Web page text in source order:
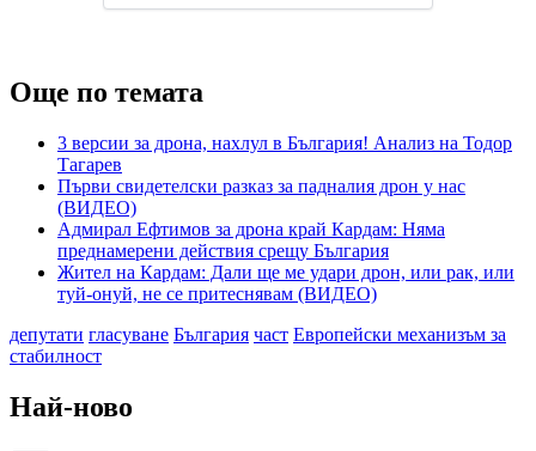
Още по темата
3 версии за дрона, нахлул в България! Анализ на Тодор
Тагарев
Първи свидетелски разказ за падналия дрон у нас
(ВИДЕО)
Адмирал Ефтимов за дрона край Кардам: Няма
преднамерени действия срещу България
Жител на Кардам: Дали ще ме удари дрон, или рак, или
туй-онуй, не се притеснявам (ВИДЕО)
депутати гласуване България част Европейски механизъм за
стабилност
Най-ново